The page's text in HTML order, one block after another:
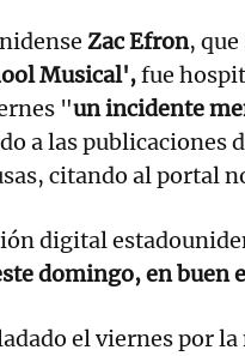
Zac Efron,
Musical',fue
"un incidente
a las publicaciones
citando al portal
digital
domingo, en buen
el viernes por